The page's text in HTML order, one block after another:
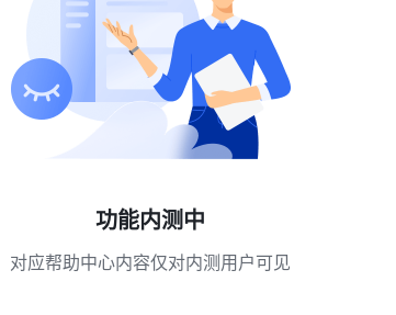
功能内测中
对应帮助中心内容仅对内测用户可见